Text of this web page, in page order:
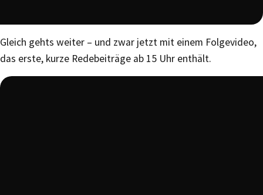
Gleich gehts weiter – und zwar jetzt mit einem Folgevideo,
das erste, kurze Redebeiträge ab 15 Uhr enthält.